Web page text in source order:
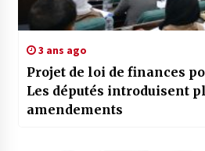
3 ans ago
Projet de loi de finances
Les députés introduisent
amendements